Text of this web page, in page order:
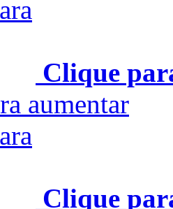
Clique
aumentar
Clique